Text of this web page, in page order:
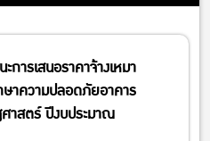
การเสนอราคาจ้างเหมา
ษาความปลอดภัยอาคาร
าสตร์ ปีงบประมาณ